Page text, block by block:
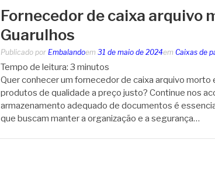
Fornecedor de caixa arquivo
Guarulhos
Publicado por Embalandoem 31 de maio de 2024em Caixas de
Tempo de leitura: 3 minutos
Quer conhecer um fornecedor de caixa arquivo morto
produtos de qualidade a preço justo? Continue nos
armazenamento adequado de documentos é
que buscam manter a organização e a segurança…